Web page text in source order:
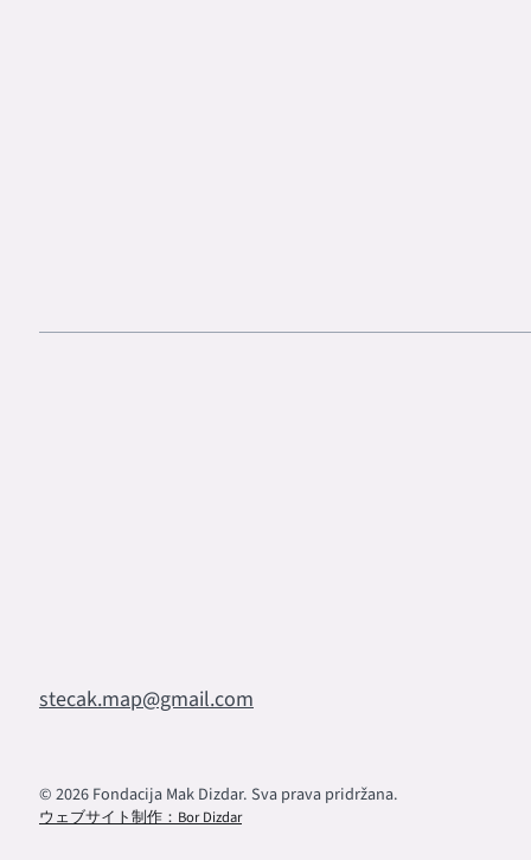
© 2026 Fondacija Mak Dizdar. Sva prava pridržana.
ウェブサイト制作：Bor Dizdar
stecak.map@gmail.com